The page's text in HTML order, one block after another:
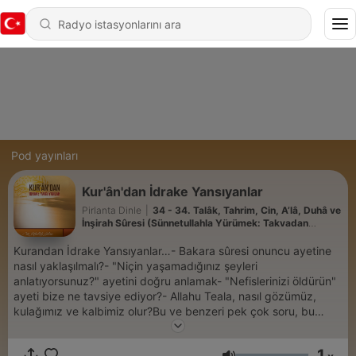
Pod yayınları
Kur'ân'dan İdrake Yansıyanlar
Pirlanta Dinle
34 - 34. Talâk, Tahrim, Cin, A’lâ, Duhâ ve
İnşirah Sûresi (Sünnetullahla Yürümek: Takvadan
Kurandan İdrake Yansıyanlar…- Bakara sûresi onuncu ayetine
nasıl yaklaşılmalı?- "Niçin yaşamadığınız şeyleri
anlatıyorsunuz?" ayetini doğru anlamak- "Nefislerinizi öldürün"
ayeti bize ne tavsiye ediyor?- Allahu Teala, nasıl gözümüz,
kulağımız ve kalbimiz olur?Bu ve benzeri pek çok soru, bu
eserde cevap buluyor- Kuran-ı okuma ve anlama metodu-